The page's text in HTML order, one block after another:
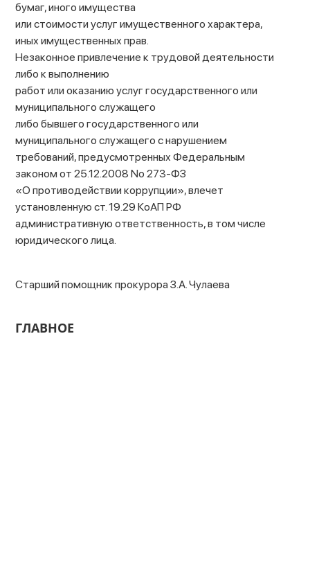
бумаг, иного имущества
или стоимости услуг имущественного характера,
иных имущественных прав.
Незаконное привлечение к трудовой деятельности
либо к выполнению
работ или оказанию услуг государственного или
муниципального служащего
либо бывшего государственного или
муниципального служащего с нарушением
требований, предусмотренных Федеральным
законом от 25.12.2008 No 273-ФЗ
«О противодействии коррупции», влечет
установленную ст. 19.29 КоАП РФ
административную ответственность, в том числе
юридического лица.
Старший помощник прокурора З.А. Чулаева
ГЛАВНОЕ